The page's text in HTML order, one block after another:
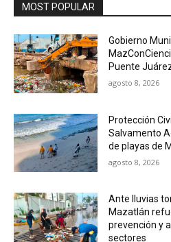
MOST POPULAR
Gobierno
Puente
agosto 8, 2026
Protección
Salvamento
de playas de
agosto 8, 2026
Ante lluvias
Mazatlán
prevención y
sectores